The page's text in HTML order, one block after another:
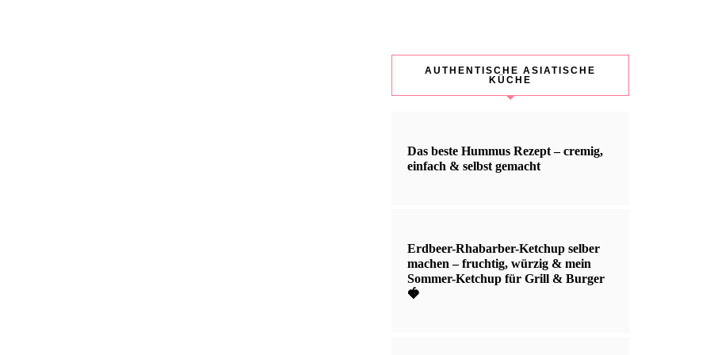
AUTHENTISCHE ASIATISCHE
KÜCHE
Das beste Hummus Rezept – cremig,
einfach & selbst gemacht
Erdbeer-Rhabarber-Ketchup selber
machen – fruchtig, würzig & mein
Sommer-Ketchup für Grill & Burger
🍓